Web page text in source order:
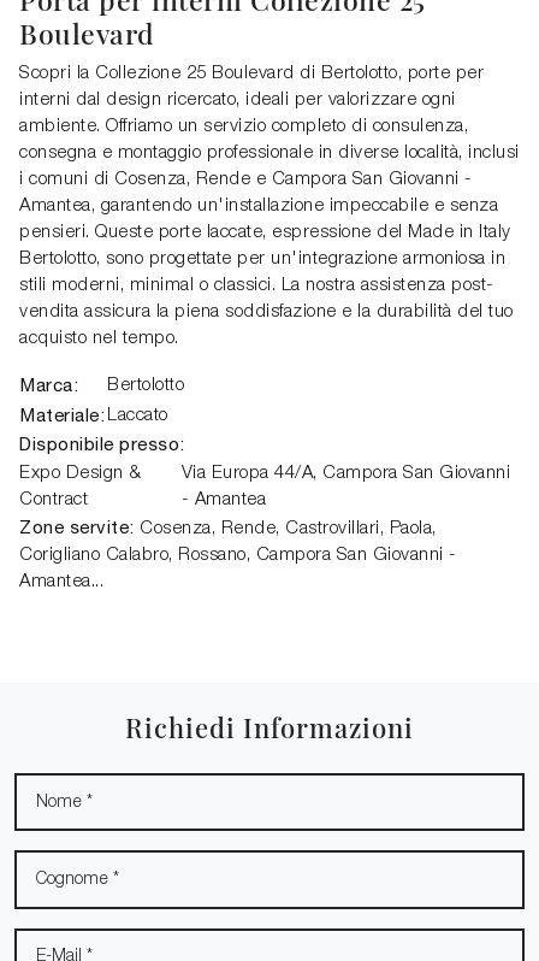
Boulevard
Scopri la Collezione 25 Boulevard di Bertolotto, porte per
interni dal design ricercato, ideali per valorizzare ogni
ambiente. Offriamo un servizio completo di consulenza,
consegna e montaggio professionale in diverse località, inclusi
i comuni di Cosenza, Rende e Campora San Giovanni -
Amantea, garantendo un'installazione impeccabile e senza
pensieri. Queste porte laccate, espressione del Made in Italy
Bertolotto, sono progettate per un'integrazione armoniosa in
stili moderni, minimal o classici. La nostra assistenza post-
vendita assicura la piena soddisfazione e la durabilità del tuo
acquisto nel tempo.
Marca: Bertolotto
Materiale: Laccato
Disponibile presso:
Expo Design &
Contract
Via Europa 44/A, Campora San Giovanni
- Amantea
Zone servite: Cosenza, Rende, Castrovillari, Paola,
Corigliano Calabro, Rossano, Campora San Giovanni -
Amantea...
Richiedi Informazioni